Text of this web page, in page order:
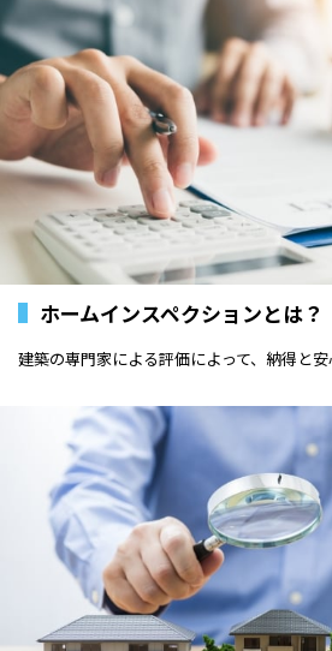
ホームインスペクションとは？
建築の専門家による評価によって、納得と安